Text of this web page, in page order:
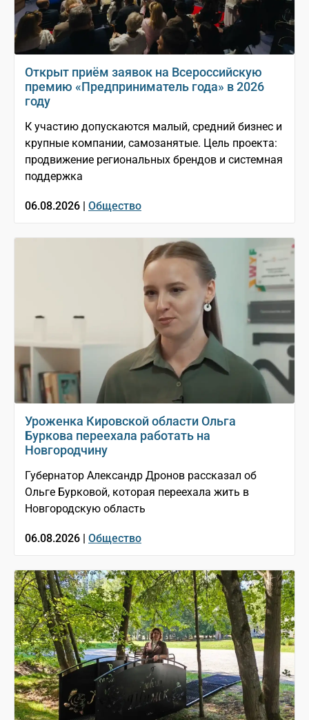
Открыт приём заявок на Всероссийскую
премию «Предприниматель года» в 2026
году
К участию допускаются малый, средний бизнес и
крупные компании, самозанятые. Цель проекта:
продвижение региональных брендов и системная
поддержка
06.08.2026 | Общество
Уроженка Кировской области Ольга
Буркова переехала работать на
Новгородчину
Губернатор Александр Дронов рассказал об
Ольге Бурковой, которая переехала жить в
Новгородскую область
06.08.2026 | Общество